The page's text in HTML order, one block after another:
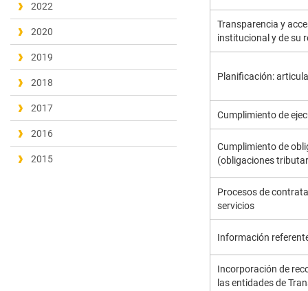
2022
2020
2019
2018
2017
2016
2015
Transparencia y
institucional y de su
Planificación:
Cumplimiento de
Cumplimiento de
(obligaciones
Procesos de
servicios
Información
Incorporación de
las entidades de